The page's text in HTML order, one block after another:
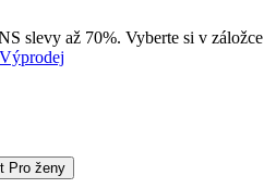
slevy až 70%. Vyberte si v záložce
Výprodej
Pro ženy